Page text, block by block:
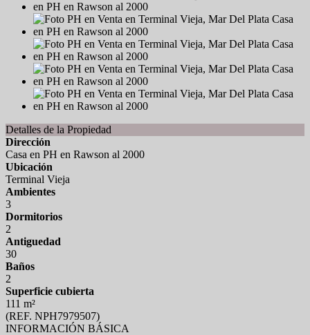
Detalles de la Propiedad
Dirección
Casa en PH en Rawson al 2000
Ubicación
Terminal Vieja
Ambientes
3
Dormitorios
2
Antiguedad
30
Baños
2
Superficie cubierta
111 m²
(REF. NPH7979507)
INFORMACIÓN BÁSICA